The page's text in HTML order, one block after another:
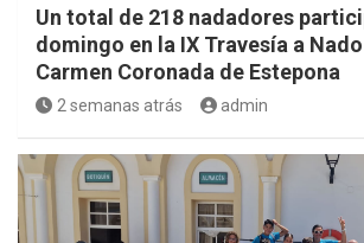
Un total de 218 nadadores
domingo en la IX Travesía a
Carmen Coronada de Estepona
2 semanas atrás admin